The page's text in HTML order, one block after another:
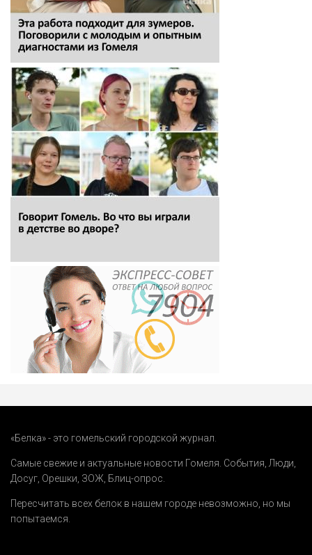
«Белка» - это гомельский городской журнал.
Самые свежие и актуальные новости Гомеля. События Люди
Досуг Орешки ЗОЖ Блиц-опрос
Пересчитать всех белок в нашем городе невозможно, но мы
попытаемся.